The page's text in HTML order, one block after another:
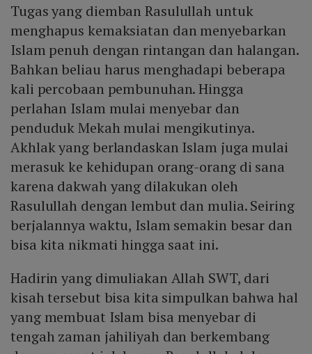
Tugas yang diemban Rasulullah untuk
menghapus kemaksiatan dan menyebarkan
Islam penuh dengan rintangan dan halangan.
Bahkan beliau harus menghadapi beberapa
kali percobaan pembunuhan. Hingga
perlahan Islam mulai menyebar dan
penduduk Mekah mulai mengikutinya.
Akhlak yang berlandaskan Islam juga mulai
merasuk ke kehidupan orang-orang di sana
karena dakwah yang dilakukan oleh
Rasulullah dengan lembut dan mulia. Seiring
berjalannya waktu, Islam semakin besar dan
bisa kita nikmati hingga saat ini.
Hadirin yang dimuliakan Allah SWT, dari
kisah tersebut bisa kita simpulkan bahwa hal
yang membuat Islam bisa menyebar di
tengah zaman jahiliyah dan berkembang